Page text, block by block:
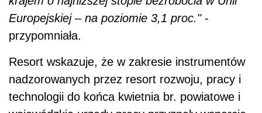
Europejskiej – na poziomie 3,1 proc." -
przypomniała.
Resort wskazuje, że w zakresie instrumentów
nadzorowanych przez resort rozwoju, pracy i
technologii do końca kwietnia br. powiatowe i